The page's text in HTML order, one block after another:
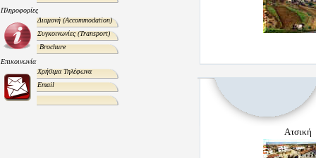
Πληροφορίες
Διαμονή(Accommodation)
Συγκοινωνίες(Transport)
Brochure
Επικοινωνία
Χρήσιμα Τηλέφωνα
Email
Ατσική